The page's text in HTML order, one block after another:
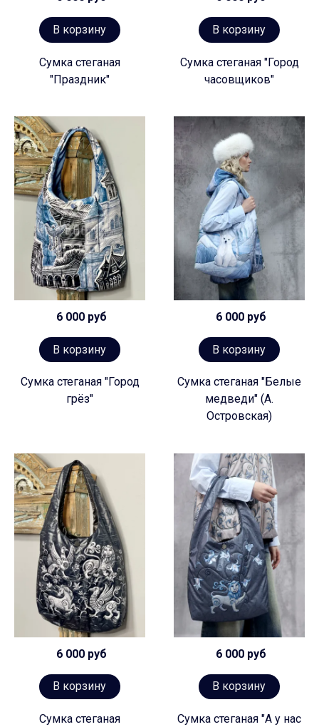
В корзину
Сумка стеганая
"Праздник"
В корзину
Сумка стеганая "Город
часовщиков"
6 000 руб
В корзину
Сумка стеганая "Город
грёз"
6 000 руб
В корзину
Сумка стеганая "Белые
медведи" (А.
Островская)
6 000 руб
В корзину
Сумка стеганая
6 000 руб
В корзину
Сумка стеганая "А у нас